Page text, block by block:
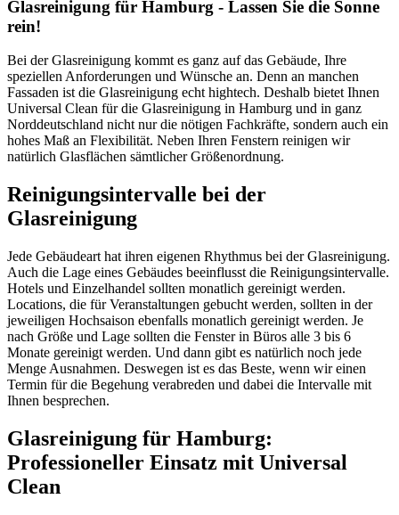
Glasreinigung für Hamburg - Lassen Sie die Sonne
rein!
Bei der Glasreinigung kommt es ganz auf das Gebäude, Ihre
speziellen Anforderungen und Wünsche an. Denn an manchen
Fassaden ist die Glasreinigung echt hightech. Deshalb bietet Ihnen
Universal Clean für die Glasreinigung in Hamburg und in ganz
Norddeutschland nicht nur die nötigen Fachkräfte, sondern auch ein
hohes Maß an Flexibilität. Neben Ihren Fenstern reinigen wir
natürlich Glasflächen sämtlicher Größenordnung.
Reinigungsintervalle bei der
Glasreinigung
Jede Gebäudeart hat ihren eigenen Rhythmus bei der Glasreinigung.
Auch die Lage eines Gebäudes beeinflusst die Reinigungsintervalle.
Hotels und Einzelhandel sollten monatlich gereinigt werden.
Locations, die für Veranstaltungen gebucht werden, sollten in der
jeweiligen Hochsaison ebenfalls monatlich gereinigt werden. Je
nach Größe und Lage sollten die Fenster in Büros alle 3 bis 6
Monate gereinigt werden. Und dann gibt es natürlich noch jede
Menge Ausnahmen. Deswegen ist es das Beste, wenn wir einen
Termin für die Begehung verabreden und dabei die Intervalle mit
Ihnen besprechen.
Glasreinigung für Hamburg:
Professioneller Einsatz mit Universal
Clean